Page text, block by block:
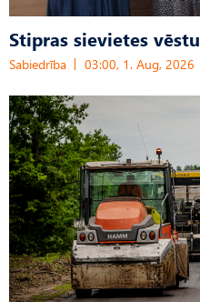
Stipras sievietes
Sabiedrība 03:00, 1. Aug, 2026